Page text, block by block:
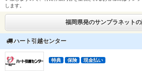
します。
福岡県発のサンプラネット
ハート引越センター
特典 保険 現金払い